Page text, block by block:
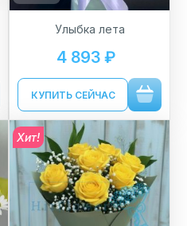
Улыбка лета
4 893 ₽
КУПИТЬ СЕЙЧАС
Хит!